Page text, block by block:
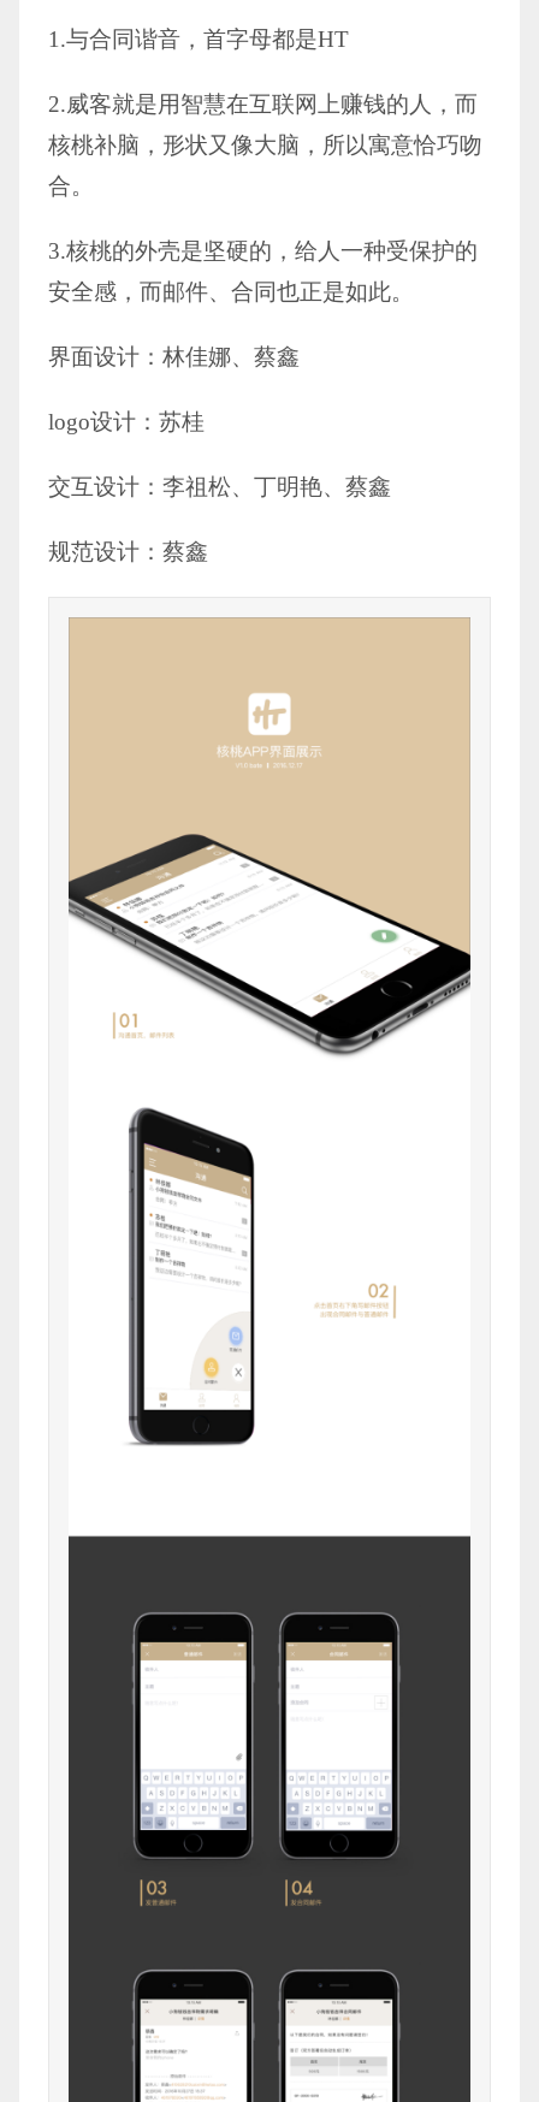
1.与合同谐音，首字母都是HT
2.威客就是用智慧在互联网上赚钱的人，而
核桃补脑，形状又像大脑，所以寓意恰巧吻
合。
3.核桃的外壳是坚硬的，给人一种受保护的
安全感，而邮件、合同也正是如此。
界面设计：林佳娜、蔡鑫
logo设计：苏桂
交互设计：李祖松、丁明艳、蔡鑫
规范设计：蔡鑫